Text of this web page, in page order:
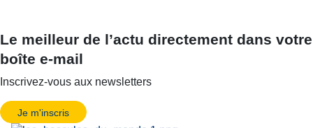
Le meilleur de l’actu directement dans votre
boîte e-mail
Inscrivez-vous aux newsletters
Je m'inscris